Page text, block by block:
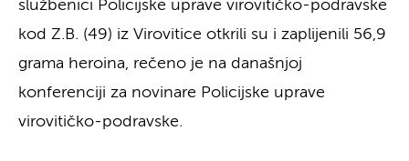
službenici Policijske uprave virovitičko-podravske
kod Z.B. (49) iz Virovitice otkrili su i zaplijenili 56,9
grama heroina, rečeno je na današnjoj
konferenciji za novinare Policijske uprave
virovitičko-podravske.